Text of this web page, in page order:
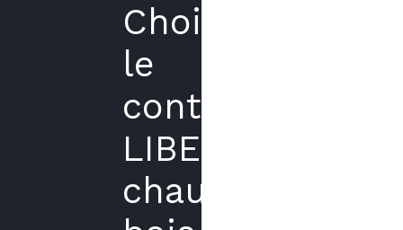
Choisir
le
contrat
LIBERTE
chaudière